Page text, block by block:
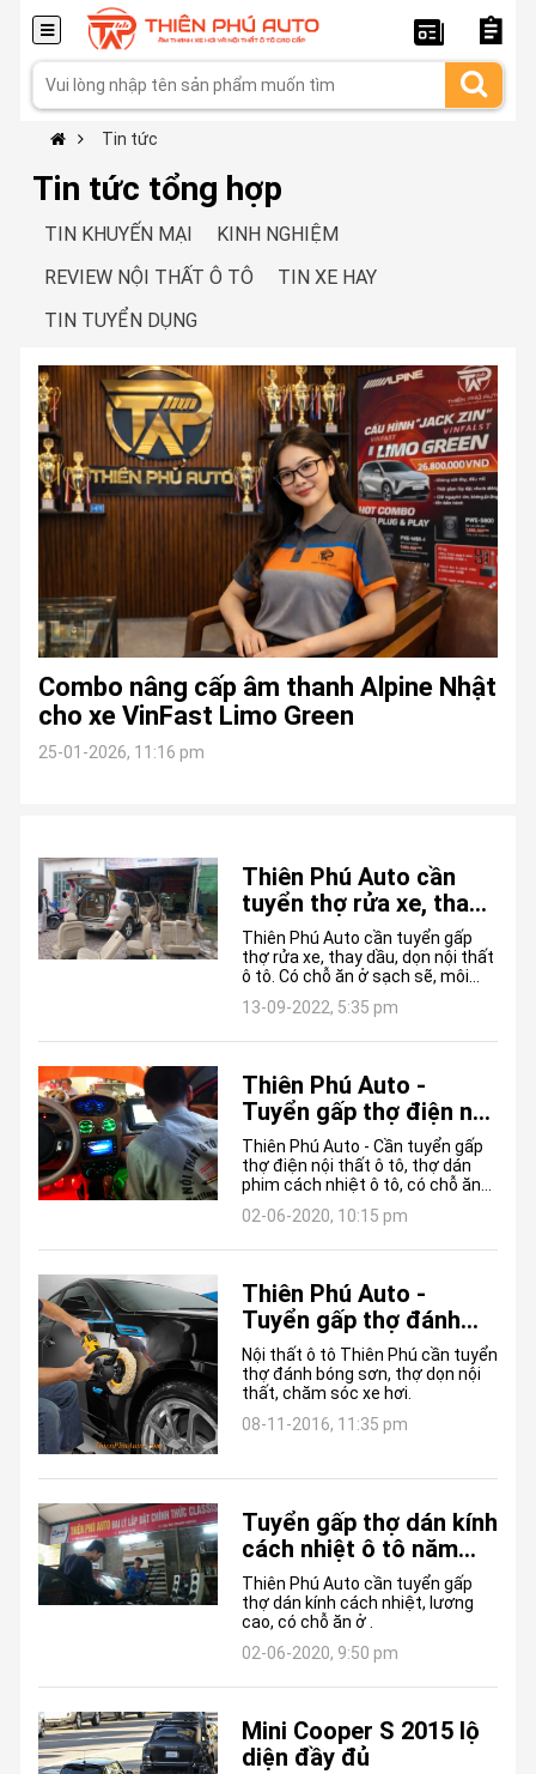
Tin tức
Tin tức tổng hợp
TIN KHUYẾN MẠI
KINH NGHIỆM
REVIEW NỘI THẤT Ô TÔ
TIN XE HAY
TIN TUYỂN DỤNG
Combo nâng cấp âm thanh Alpine Nhật
cho xe VinFast Limo Green
25-01-2026, 11:16 pm
Thiên Phú Auto cần
tuyển thợ rửa xe, thay
dầu, dọn nội thất ô tô
năm 2020
Thiên Phú Auto cần tuyển gấp
thợ rửa xe, thay dầu, dọn nội thất
ô tô. Có chỗ ăn ở sạch sẽ, môi
trường làm việc chuyên nghiệp,
lương thưởng hấp dẫn .
13-09-2022, 5:35 pm
Thiên Phú Auto -
Tuyển gấp thợ điện nội
thất, thợ dán phim
cách nhiệt ô tô năm
2020
Thiên Phú Auto - Cần tuyển gấp
thợ điện nội thất ô tô, thợ dán
phim cách nhiệt ô tô, có chỗ ăn
ở, lương cao.
02-06-2020, 10:15 pm
Thiên Phú Auto -
Tuyển gấp thợ đánh
bóng sơn, dọn nội thất
ô tô, chăm sóc nội
ngoại thất ô tô
Nội thất ô tô Thiên Phú cần tuyển
thợ đánh bóng sơn, thợ dọn nội
thất, chăm sóc xe hơi.
08-11-2016, 11:35 pm
Tuyển gấp thợ dán kính
cách nhiệt ô tô năm
2020
Thiên Phú Auto cần tuyển gấp
thợ dán kính cách nhiệt, lương
cao, có chỗ ăn ở .
02-06-2020, 9:50 pm
Mini Cooper S 2015 lộ
diện đầy đủ